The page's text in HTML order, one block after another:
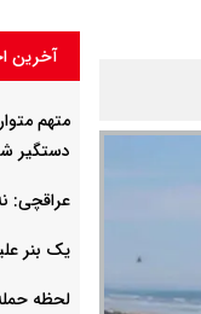
آخرین
متهم
دستگیر
عراقچی:
یک بنر
لحظه